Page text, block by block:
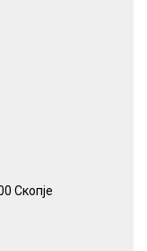
Скопје